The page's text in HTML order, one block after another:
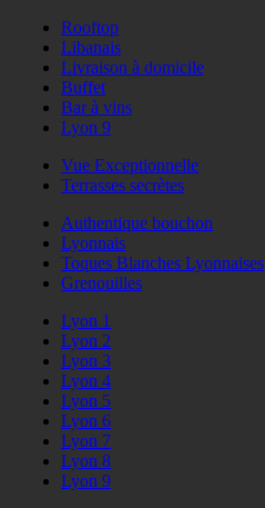
Rooftop
Libanais
Livraison à domicile
Buffet
Bar à vins
Lyon 9
Vue Exceptionnelle
Terrasses secrètes
Authentique bouchon
Lyonnais
Toques Blanches Lyonnaises
Grenouilles
Lyon 1
Lyon 2
Lyon 3
Lyon 4
Lyon 5
Lyon 6
Lyon 7
Lyon 8
Lyon 9